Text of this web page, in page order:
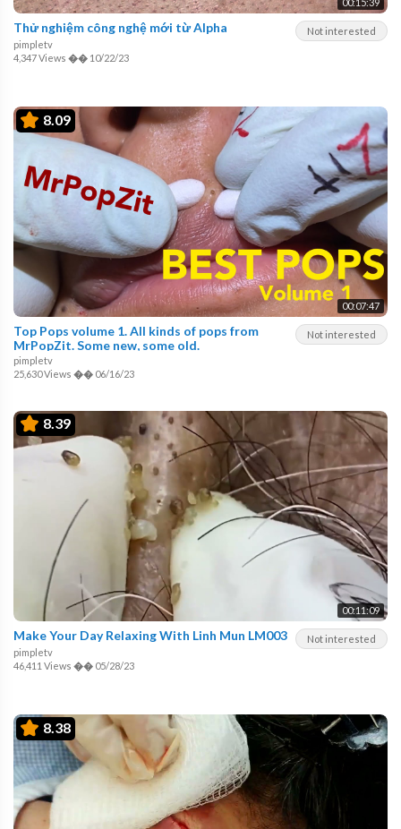
Not interested
Thử nghiệm công nghệ mới từ Alpha
pimpletv
4,347 Views �� 10/22/23
8.09
00:07:47
Not interested
Top Pops volume 1. All kinds of pops from
MrPopZit. Some new, some old.
pimpletv
25,630 Views �� 06/16/23
8.39
00:11:09
Not interested
Make Your Day Relaxing With Linh Mun LM003
pimpletv
46,411 Views �� 05/28/23
8.38